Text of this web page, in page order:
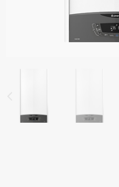
DE CALDEIRAS